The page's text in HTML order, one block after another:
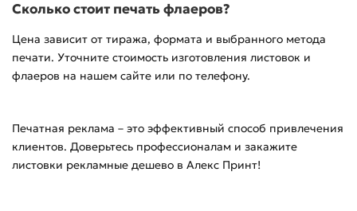
Сколько стоит печать флаеров?
Цена зависит от тиража, формата и выбранного метода
печати. Уточните стоимость изготовления листовок и
флаеров на нашем сайте или по телефону.
Печатная реклама – это эффективный способ привлечения
клиентов. Доверьтесь профессионалам и закажите
листовки рекламные дешево в Алекс Принт!